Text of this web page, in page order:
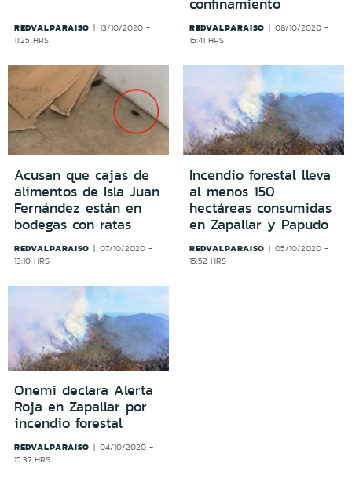
REDVALPARAISO
13/10/2020 -
11:25 HRS
REDVALPARAISO
08/10/2020 -
15:41 HRS
Acusan que cajas de
alimentos de Isla Juan
Fernández están en
bodegas con ratas
REDVALPARAISO
07/10/2020 -
13:10 HRS
Incendio forestal lleva
al menos 150
hectáreas consumidas
en Zapallar y Papudo
REDVALPARAISO
05/10/2020 -
15:52 HRS
Onemi declara Alerta
Roja en Zapallar por
incendio forestal
REDVALPARAISO
04/10/2020 -
15:37 HRS